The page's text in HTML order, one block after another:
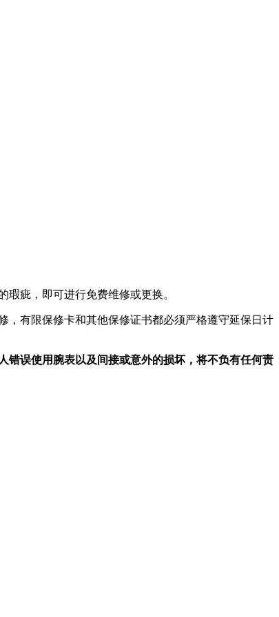
疵，即可进行免费维修或更换。
，有限保修卡和其他保修证书都必须严格遵守延保日计
错误使用腕表以及间接或意外的损坏，将不负有任何责